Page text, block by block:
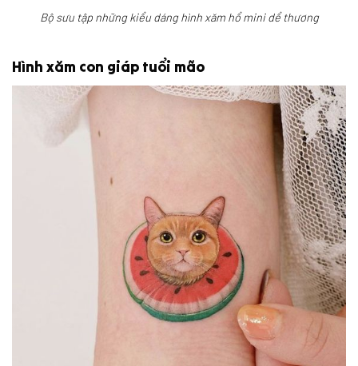
Bộ sưu tập những kiểu dáng hình xăm hổ mini dể thương
Hình xăm con giáp tuổi mão